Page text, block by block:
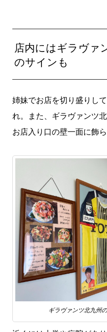
店内にはギラヴァ
のサインも
姉妹でお店を切り盛りし
れ。また、ギラヴァンツ
お店入り口の壁一面に飾ら
ギラヴァンツ北九州